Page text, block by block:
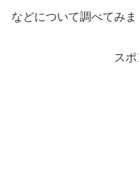
などについて調べてみま
ス